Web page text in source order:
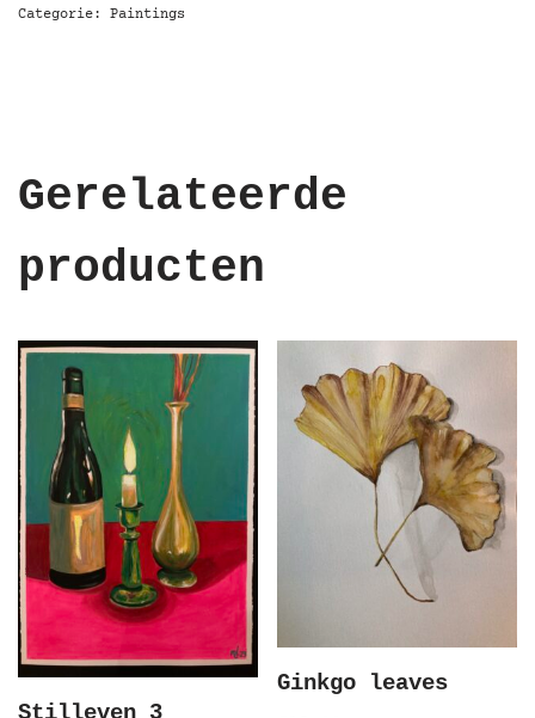
Categorie: Paintings
Gerelateerde
producten
Ginkgo leaves